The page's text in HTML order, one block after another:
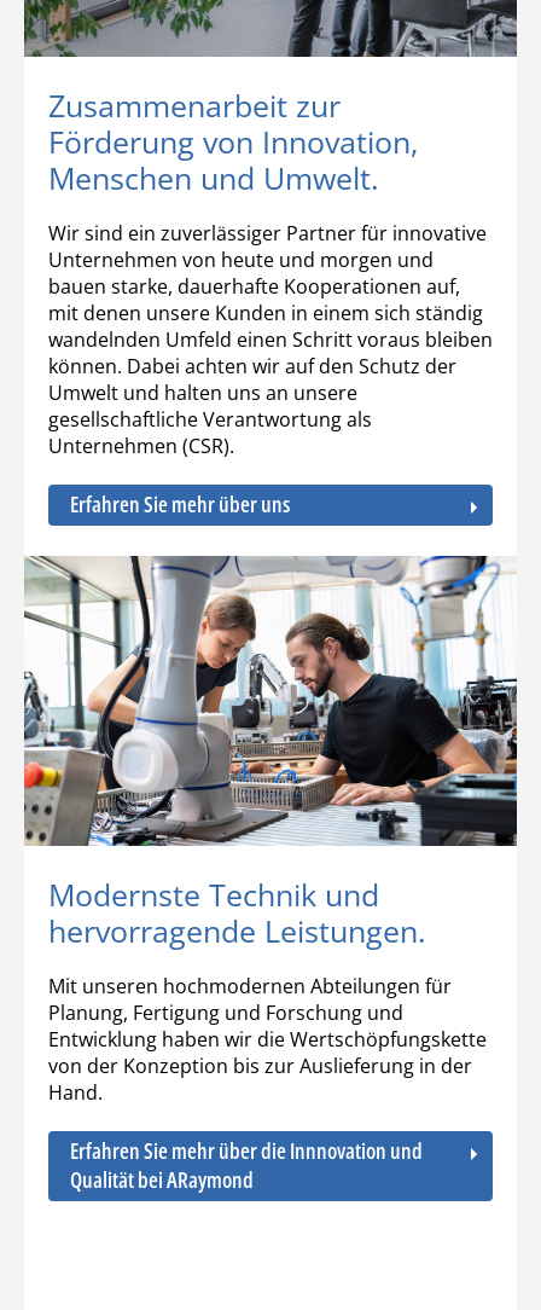
Zusammenarbeit zur
Förderung von Innovation,
Menschen und Umwelt.
Wir sind ein zuverlässiger Partner für innovative
Unternehmen von heute und morgen und
bauen starke, dauerhafte Kooperationen auf,
mit denen unsere Kunden in einem sich ständig
wandelnden Umfeld einen Schritt voraus bleiben
können. Dabei achten wir auf den Schutz der
Umwelt und halten uns an unsere
gesellschaftliche Verantwortung als
Unternehmen (CSR).
Erfahren Sie mehr über uns
Modernste Technik und
hervorragende Leistungen.
Mit unseren hochmodernen Abteilungen für
Planung, Fertigung und Forschung und
Entwicklung haben wir die Wertschöpfungskette
von der Konzeption bis zur Auslieferung in der
Hand.
Erfahren Sie mehr über die Innnovation und
Qualität bei ARaymond